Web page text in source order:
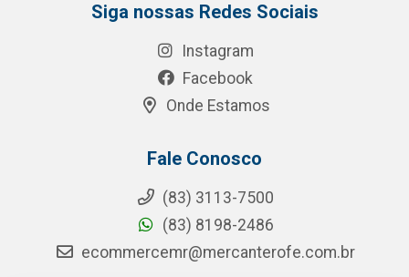
Siga nossas Redes Sociais
Instagram
Facebook
Onde Estamos
Fale Conosco
(83) 3113-7500
(83) 8198-2486
ecommercemr@mercanterofe.com.br